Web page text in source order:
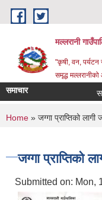
Skip to main content
मल्लरानी
"कृषी, वन, पर्यटन
समृद्ध
समाचार
You are
Home » जग्गा प्राप्तिको
जग्गा प्राप्तिको
Submitted on: Mon,